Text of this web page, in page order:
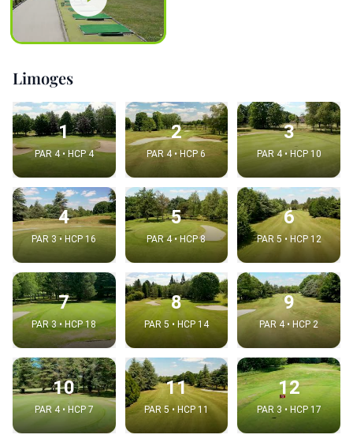
Limoges
1
PAR 4 • HCP 4
2
PAR 4 • HCP 6
3
PAR 4 • HCP 10
4
PAR 3 • HCP 16
5
PAR 4 • HCP 8
6
PAR 5 • HCP 12
7
PAR 3 • HCP 18
8
PAR 5 • HCP 14
9
PAR 4 • HCP 2
10
PAR 4 • HCP 7
11
PAR 5 • HCP 11
12
PAR 3 • HCP 17